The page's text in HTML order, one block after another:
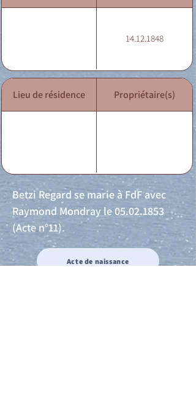
14.12.1848
Lieu de résidence Propriétaire(s)
Betzi Regard se marie à FdF avec
Raymond Mondray le05.02.1853
(Acte n°11).
Acte de naissance